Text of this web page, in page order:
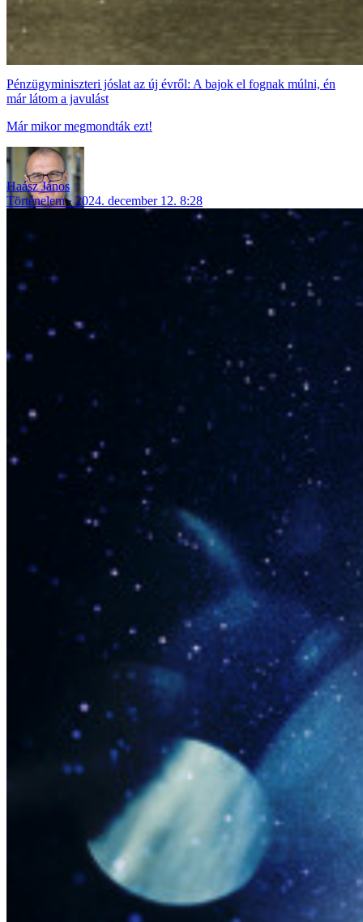
Pénzügyminiszteri jóslat az új évről: A bajok el fognak múlni, én
már látom a javulást
Már mikor megmondták ezt!
Haász János
Történelem
2024. december 12. 8:28